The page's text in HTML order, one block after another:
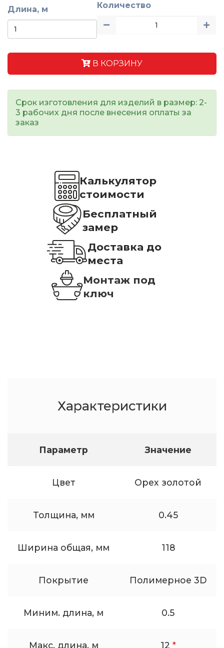
Длина, м Количество
В КОРЗИНУ
Срок изготовления для изделий в размер: 2-
3 рабочих дня после внесения оплаты за
заказ
Калькулятор
стоимости
Бесплатный
замер
Доставка до
места
Монтаж под
ключ
Характеристики
Параметр Значение
Цвет Орех золотой
Толщина, мм 0.45
Ширина общая, мм 118
Покрытие Полимерное 3D
Миним. длина, м 0.5
Макс. длина, м 12 *